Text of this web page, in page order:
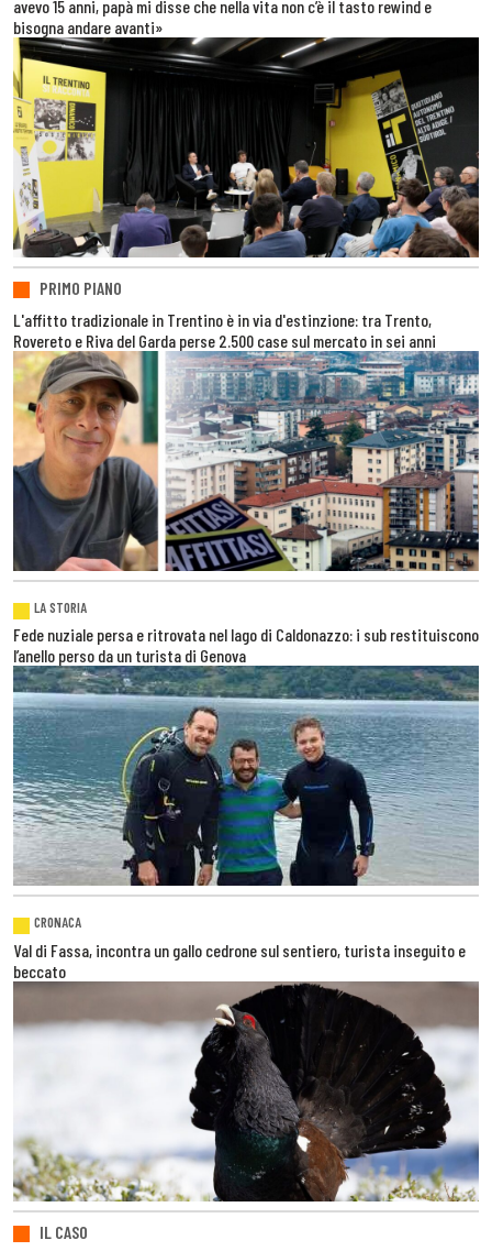
avevo 15 anni, papà mi disse che nella vita non c’è il tasto rewind e
bisogna andare avanti»
PRIMO PIANO
L'affitto tradizionale in Trentino è in via d'estinzione: tra Trento,
Rovereto e Riva del Garda perse 2.500 case sul mercato in sei anni
LA STORIA
Fede nuziale persa e ritrovata nel lago di Caldonazzo: i sub restituiscono
l’anello perso da un turista di Genova
CRONACA
Val di Fassa, incontra un gallo cedrone sul sentiero, turista inseguito e
beccato
IL CASO